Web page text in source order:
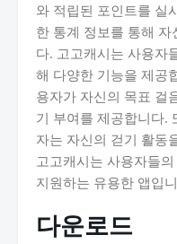
와 적립된 포인트를 실
한 통계 정보를 통해
다. 고고캐시는 사용자
해 다양한 기능을 제공
용자가 자신의 목표 걸
기 부여를 제공합니다.
자는 자신의 걷기 활동
고고캐시는 사용자들
지원하는 유용한 앱입
다운로드